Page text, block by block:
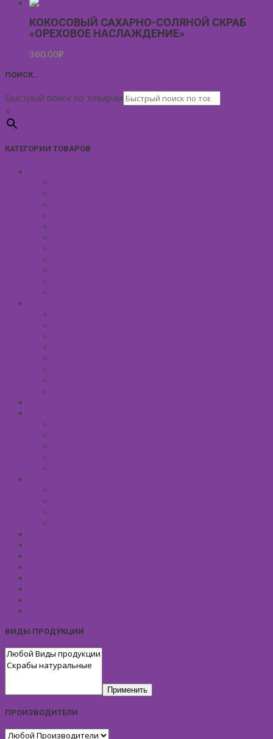
КОКОСОВЫЙ САХАРНО-СОЛЯНОЙ СКРАБ
«ОРЕХОВОЕ НАСЛАЖДЕНИЕ»
360.00₽
ПОИСК…
Быстрый поиск по товарам
×
КАТЕГОРИИ ТОВАРОВ
ВИДЫ ПРОДУКЦИИ
Применить
ПРОИЗВОДИТЕЛИ